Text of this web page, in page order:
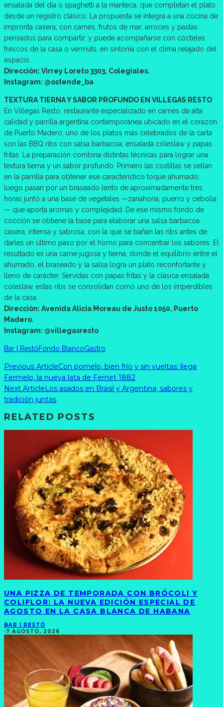
ensalada del día o spaghetti a la manteca, que completan el plato
desde un registro clásico. La propuesta se integra a una cocina de
impronta casera, con carnes, frutos de mar, arroces y pastas
pensados para compartir, y puede acompañarse con cócteles
frescos de la casa o vermuts, en sintonía con el clima relajado del
espacio.
Dirección: Virrey Loreto 3303, Colegiales.
Instagram: @ostende_ba
TEXTURA TIERNA Y SABOR PROFUNDO EN VILLEGAS RESTO
En Villegas Resto, restaurante especializado en carnes de alta
calidad y parrilla argentina contemporánea ubicado en el corazón
de Puerto Madero, uno de los platos más celebrados de la carta
son las BBQ ribs con salsa barbacoa, ensalada coleslaw y papas
fritas. La preparación combina distintas técnicas para lograr una
textura tierna y un sabor profundo. Primero las costillas se sellan
en la parrilla para obtener ese característico toque ahumado;
luego pasan por un braseado lento de aproximadamente tres
horas junto a una base de vegetales —zanahoria, puerro y cebolla
— que aporta aromas y complejidad. De ese mismo fondo de
cocción se obtiene la base para elaborar una salsa barbacoa
casera, intensa y sabrosa, con la que se bañan las ribs antes de
darles un último paso por el horno para concentrar los sabores. El
resultado es una carne jugosa y tierna, donde el equilibrio entre el
ahumado, el braseado y la salsa logra un plato reconfortante y
lleno de carácter. Servidas con papas fritas y la clásica ensalada
coleslaw, estas ribs se consolidan como uno de los imperdibles
de la casa.
Dirección: Avenida Alicia Moreau de Justo 1050, Puerto
Madero.
Instagram: @villegasresto
Bar | RestóFondo BlancoGastro
Previous ArticleCon pomelo, bien frío y sin vueltas: llega
Fermelo, la nueva lata de Fernet 1882
Next ArticleLos asados en Brasil y Argentina; sabores y
tradición juntas
RELATED POSTS
UNA PIZZA DE TEMPORADA CON BRÓCOLI Y
COLIFLOR: LA NUEVA EDICIÓN ESPECIAL DE
AGOSTO EN LA CASA BLANCA DE HABANA
BAR | RESTÓ
·7 AGOSTO, 2026